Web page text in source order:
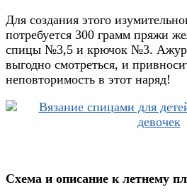
Для создания этого
потребуется 300 грамм пряжи
спицы №3,5 и крючок №3.
выгодно смотреться, и
неповторимость в этот наряд!
Схема и описание к летнему